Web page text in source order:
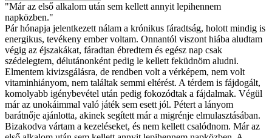
"Már az első alkalom után sem kellett annyit lepihennem
napközben."
Pár hónapja jelentkezett nálam a krónikus fáradtság, holott mindig is
energikus, tevékeny ember voltam. Onnantól viszont hiába aludtam
végig az éjszakákat, fáradtan ébredtem és egész nap csak
szédelegtem, délutánonként pedig le kellett feküdnöm aludni.
Elmentem kivizsgálásra, de rendben volt a vérképem, nem volt
vitaminhiányom, nem találtak semmi eltérést. A térdem is fájdogált,
komolyabb igénybevétel után pedig fokozódtak a fájdalmak. Végül
már az unokáimmal való játék sem esett jól. Pétert a lányom
barátnője ajánlotta, akinek segített már a migrénje elmulasztásában.
Bizakodva vártam a kezeléseket, és nem kellett csalódnom. Már az